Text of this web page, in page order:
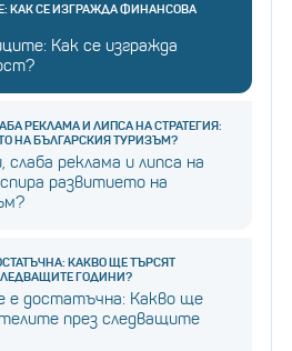
КАК СЕ ИЗГРАЖДА ФИНАНСОВА
Как се изгражда
РЕКЛАМА И ЛИПСА НА СТРАТЕГИЯ:
НА БЪЛГАРСКИЯ ТУРИЗЪМ?
слаба реклама и липса на
развитието на
КАКВО ЩЕ ТЪРСЯТ
ГОДИНИ?
е достатъчна: Какво ще
през следващите